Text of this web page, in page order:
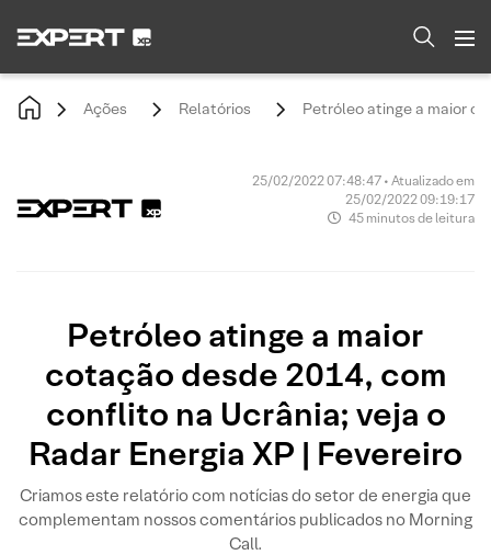
Ações Relatórios Petróleo atinge a maior
25/02/2022 07:48:47 • Atualizado em
25/02/2022 09:19:17
45 minutos de leitura
Petróleo atinge a maior
cotação desde 2014, com
conflito na Ucrânia; veja o
Radar Energia XP | Fevereiro
Criamos este relatório com notícias do setor de energia que
complementam nossos comentários publicados no Morning
Call.